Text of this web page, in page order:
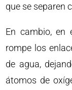
que se separen
En cambio, en
rompe los
de agua,
átomos de